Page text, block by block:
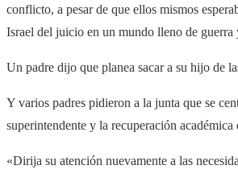
conflicto, a pesar de que ellos mismos
Israel del juicio en un mundo lleno de
Un padre dijo que planea sacar a su hijo de
Y varios padres pidieron a la junta que se
superintendente y la recuperación académica
«Dirija su atención nuevamente a las